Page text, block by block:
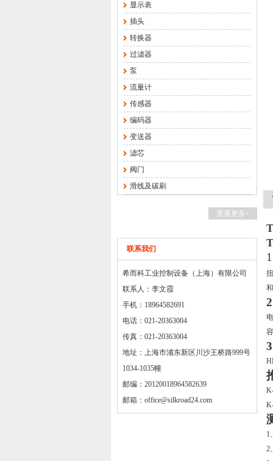
显示表
插头
转换器
过滤器
泵
流量计
传感器
编码器
变送器
滤芯
阀门
滑线及碳刷
查看更多+
联系我们
希而科工业控制设备（上海）有限公司
联系人：李文霞
手机：18964582691
电话：021-20363004
传真：021-20363004
地址：上海市浦东新区川沙王桥路999号
1034-1035幢
邮编：20120018964582639
邮箱： office@silkroad24.com
1
2
3
1、
2、